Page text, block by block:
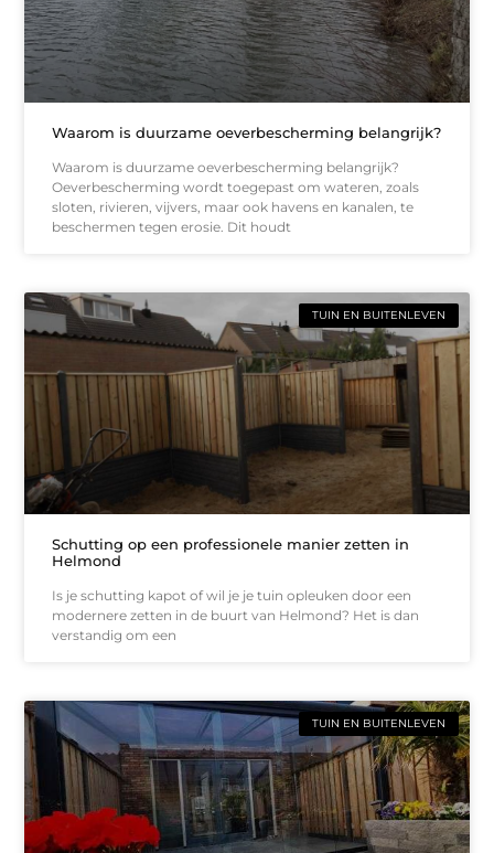
Waarom is duurzame oeverbescherming belangrijk?
Waarom is duurzame oeverbescherming belangrijk?
Oeverbescherming wordt toegepast om wateren, zoals
sloten, rivieren, vijvers, maar ook havens en kanalen, te
beschermen tegen erosie. Dit houdt
TUIN EN BUITENLEVEN
Schutting op een professionele manier zetten in
Helmond
Is je schutting kapot of wil je je tuin opleuken door een
modernere zetten in de buurt van Helmond? Het is dan
verstandig om een
TUIN EN BUITENLEVEN